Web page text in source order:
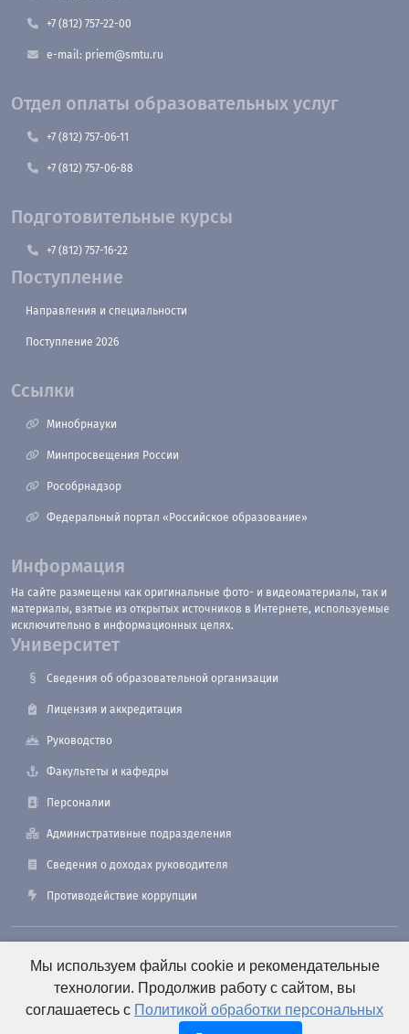
+7 (812) 757-22-00
e-mail: priem@smtu.ru
Отдел оплаты образовательных услуг
+7 (812) 757-06-11
+7 (812) 757-06-88
Подготовительные курсы
+7 (812) 757-16-22
Поступление
Направления и специальности
Поступление 2026
Ссылки
Минобрнауки
Минпросвещения России
Рособрнадзор
Федеральный портал «Российское образование»
Информация
На сайте размещены как оригинальные фото- и видеоматериалы, так и
материалы, взятые из открытых источников в Интернете, используемые
исключительно в информационных целях.
Университет
Сведения об образовательной организации
Лицензия и аккредитация
Руководство
Факультеты и кафедры
Персоналии
Административные подразделения
Сведения о доходах руководителя
Противодействие коррупции
190121, Санкт-Петербург, ул. Лоцманская, 3
+7 (812) 495-26-48 Оперативный дежурный
Мы используем файлы cookie и рекомендательные
технологии. Продолжив работу с сайтом, вы
соглашаетесь с Политикой обработки персональных